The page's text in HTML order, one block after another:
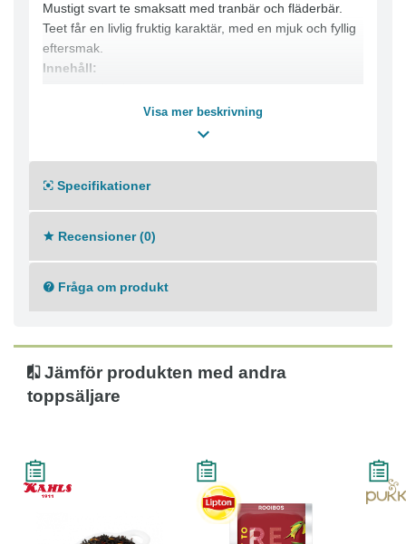
Mustigt svart te smaksatt med tranbär och fläderbär.
Teet får en livlig fruktig karaktär, med en mjuk och fyllig
eftersmak.
Innehåll:
● Förpackningsstorlek: 1000 g
● Förpackningstyp: Löste Storpack
Visa mer beskrivning
Specifikationer
Recensioner (0)
Fråga om produkt
Jämför produkten med andra
toppsäljare